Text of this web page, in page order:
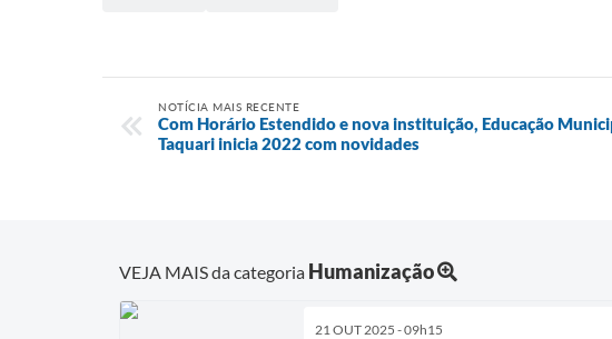
NOTÍCIA MAIS RECENTE
Com Horário Estendido e nova instituição, Educação
Taquari inicia 2022 com novidades
VEJA MAIS da categoria Humanização
21 OUT 2025 - 09h15